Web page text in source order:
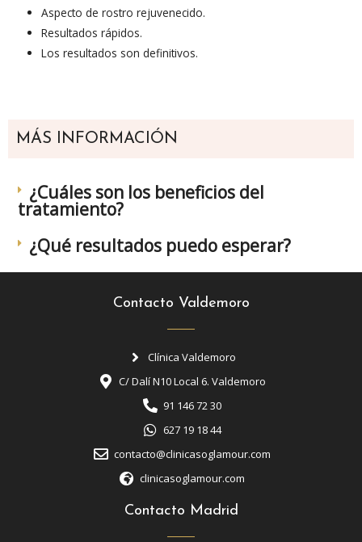
Aspecto de rostro rejuvenecido.
Resultados rápidos.
Los resultados son definitivos.
MÁS INFORMACIÓN
¿Cuáles son los beneficios del
tratamiento?
¿Qué resultados puedo esperar?
Contacto Valdemoro
Clínica Valdemoro
C/ Dalí N10 Local 6. Valdemoro
91 146 72 30
627 19 18 44
contacto@clinicasoglamour.com
clinicasoglamour.com
Contacto Madrid